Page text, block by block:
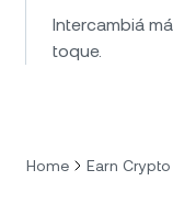
Intercambiá
toque.
Home Earn Crypto